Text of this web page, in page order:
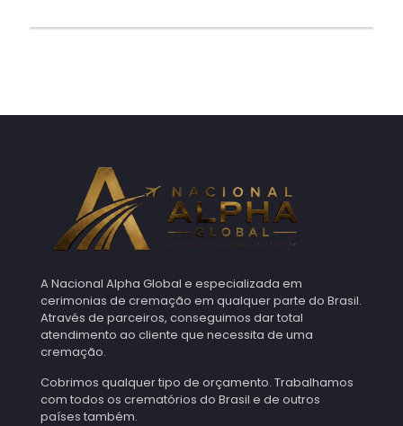
A Nacional Alpha Global e especializada em
cerimonias de cremação em qualquer parte do Brasil.
Através de parceiros, conseguimos dar total
atendimento ao cliente que necessita de uma
cremação.
Cobrimos qualquer tipo de orçamento. Trabalhamos
com todos os crematórios do Brasil e de outros
países também.